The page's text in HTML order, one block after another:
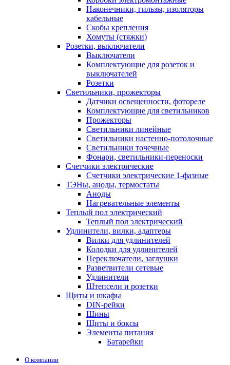
Наконечники, гильзы, изоляторы
кабельные
Скобы крепления
Хомуты (стяжки)
Розетки, выключатели
Выключатели
Комплектующие для розеток и
выключателей
Розетки
Светильники, прожекторы
Датчики освещенности, фотореле
Комплектующие для светильников
Прожекторы
Светильники линейные
Светильники настенно-потолочные
Светильники точечные
Фонари, светильники-переноски
Счетчики электрические
Счетчики электрические 1-фазные
ТЭНы, аноды, термостаты
Аноды
Нагревательные элементы
Теплый пол электрический
Теплый пол электрический
Удлинители, вилки, адаптеры
Вилки для удлинителей
Колодки для удлинителей
Переключатели, заглушки
Разветвители сетевые
Удлинители
Штепсели и розетки
Щиты и шкафы
DIN-рейки
Шины
Щиты и боксы
Элементы питания
Батарейки
О компании